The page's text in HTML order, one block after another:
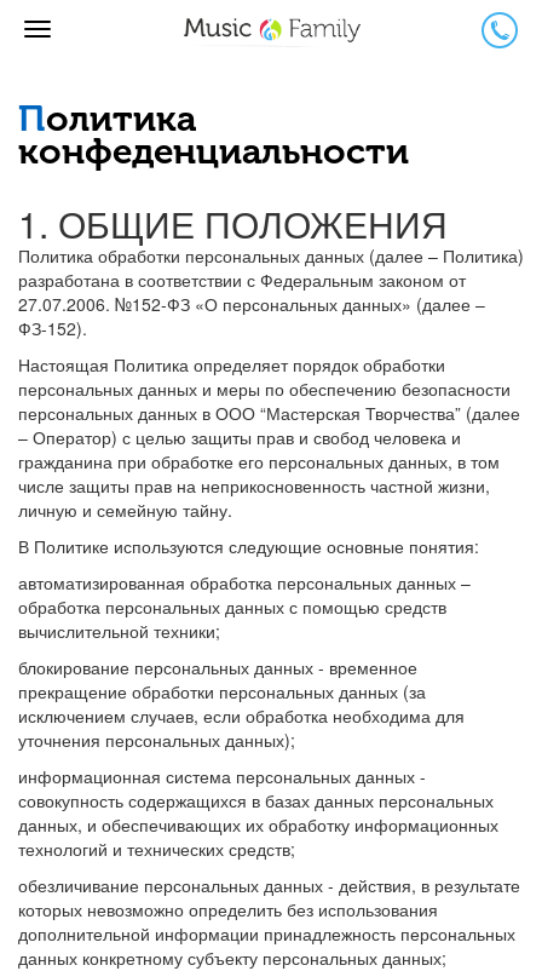
Политика
конфеденциальности
1. ОБЩИЕ ПОЛОЖЕНИЯ
Политика обработки персональных данных (далее – Политика)
разработана в соответствии с Федеральным законом от
27.07.2006. №152-ФЗ «О персональных данных» (далее –
ФЗ-152).
Настоящая Политика определяет порядок обработки
персональных данных и меры по обеспечению безопасности
персональных данных в ООО “Мастерская Творчества” (далее
– Оператор) с целью защиты прав и свобод человека и
гражданина при обработке его персональных данных, в том
числе защиты прав на неприкосновенность частной жизни,
личную и семейную тайну.
В Политике используются следующие основные понятия:
автоматизированная обработка персональных данных –
обработка персональных данных с помощью средств
вычислительной техники;
блокирование персональных данных - временное
прекращение обработки персональных данных (за
исключением случаев, если обработка необходима для
уточнения персональных данных);
информационная система персональных данных -
совокупность содержащихся в базах данных персональных
данных, и обеспечивающих их обработку информационных
технологий и технических средств;
обезличивание персональных данных - действия, в результате
которых невозможно определить без использования
дополнительной информации принадлежность персональных
данных конкретному субъекту персональных данных;